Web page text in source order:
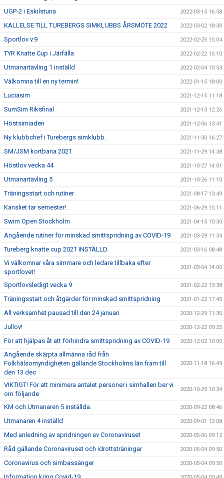
UGP-2 i Eskilstuna 2022-03-15 16:58
KALLELSE TILL TUREBERGS SIMKLUBBS ÅRSMÖTE 2022 2022-03-02 18:30
Sportlov v.9 2022-02-25 15:04
TYR Knatte Cup i Järfälla 2022-02-22 15:10
Utmanartävling 1 inställd 2022-02-04 10:53
Välkomna till en ny termin! 2022-01-15 18:00
Luciasim 2021-12-15 11:18
SumSim Riksfinal 2021-12-13 12:26
Höstsimiaden 2021-12-06 13:41
Ny klubbchef i Turebergs simklubb. 2021-11-30 16:27
SM/JSM kortbana 2021 2021-11-29 14:38
Höstlov vecka 44 2021-10-27 14:01
Utmanartävling 5 2021-10-26 11:10
Träningsstart och rutiner 2021-08-17 13:49
Kansliet tar semester! 2021-06-29 15:11
Swim Open Stockholm 2021-04-15 10:30
Angående rutiner för minskad smittspridning av COVID-19 2021-03-29 11:34
Tureberg knatte cup 2021 INSTÄLLD. 2021-03-16 08:48
Vi välkomnar våra simmare och ledare tillbaka efter
sportlovet!
2021-03-04 14:00
Sportlovsledigt vecka 9 2021-02-22 13:38
Träningsstart och åtgärder för minskad smittspridning 2021-01-22 17:45
All verksamhet pausad till den 24 januari 2020-12-29 11:30
Jullov! 2020-12-22 09:25
För att hjälpas åt att förhindra smittspridning av COVID-19 2020-12-02 10:00
Angående skärpta allmänna råd från
Folkhälsomyndigheten gällande Stockholms län fram till
den 13 dec
2020-11-18 16:49
VIKTIGT! För att minimera antalet personer i simhallen ber vi
om följande
2020-10-29 10:34
KM och Utmanaren 5 inställda. 2020-09-22 08:46
Utmanaren 4 inställd 2020-09-01 12:08
Med anledning av spridningen av Coronaviruset 2020-05-06 09:12
Råd gällande Coronaviruset och idrottsträningar 2020-05-04 09:50
Coronavirus och simbassänger 2020-05-04 09:50